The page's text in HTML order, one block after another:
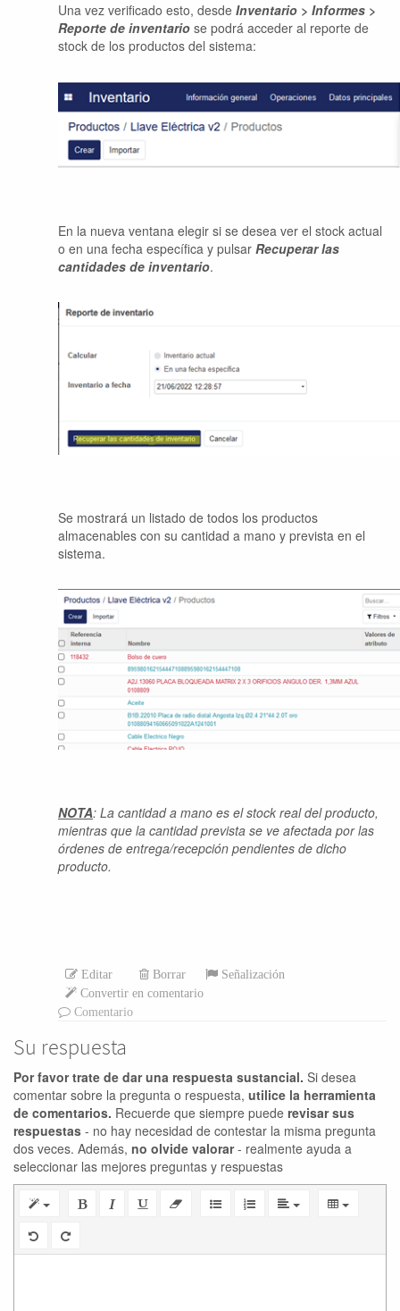
Una vez verificado esto, desde Inventario > Informes >
Reporte de inventario se podrá acceder al reporte de
stock de los productos del sistema:
En la nueva ventana elegir si se desea ver el stock actual
o en una fecha específica y pulsar Recuperar las
cantidades de inventario.
Se mostrará un listado de todos los productos
almacenables con su cantidad a mano y prevista en el
sistema.
NOTA: La cantidad a mano es el stock real del producto,
mientras que la cantidad prevista se ve afectada por las
órdenes de entrega/recepción pendientes de dicho
producto.
Editar Borrar
Señalización
Convertir en comentario
Comentario
Su respuesta
Por favor trate de dar una respuesta sustancial. Si desea
comentar sobre la pregunta o respuesta, utilice la herramienta
de comentarios. Recuerde que siempre puede revisar sus
respuestas - no hay necesidad de contestar la misma pregunta
dos veces. Además, no olvide valorar- realmente ayuda a
seleccionar las mejores preguntas y respuestas